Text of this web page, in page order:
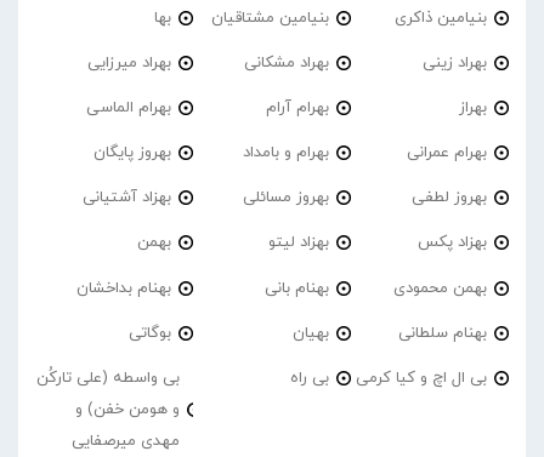
بنیامین ذاکری بنیامین مشتاقیان بها
بهراد زینی بهراد مشکانی بهراد میرزایی
بهراز بهرام آرام بهرام الماسی
بهرام عمرانی بهرام و بامداد بهروز پایگان
بهروز لطفی بهروز مسائلی بهزاد آشتیانی
بهزاد پکس بهزاد لیتو بهمن
بهمن محمودی بهنام بانی بهنام بداخشان
بهنام سلطانی بهیان بوگاتی
بی ال اچ و کیا کرمی بی راه
بی واسطه (علی تارکُن
و هومن خفن) و
مهدی میرصفایی